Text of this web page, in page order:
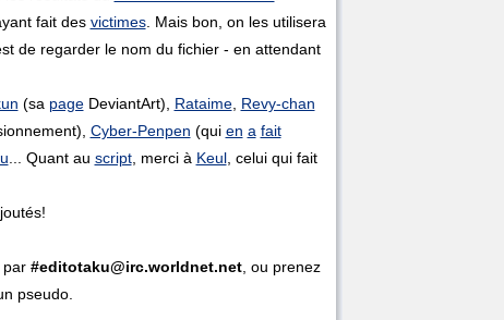
fait des victimes. Mais bon, on les utilisera
de regarder le nom du fichier - en attendant
(sa pageDeviantArt), Rataime, Revy-chan
Cyber-Penpen (qui en a fait
... Quant au script, merci à Keul, celui qui fait
par #editotaku@irc.worldnet.net, ou prenez
pseudo.